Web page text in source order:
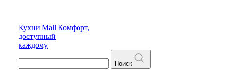
Кухни Mall Комфорт,
доступный
каждому
Поиск